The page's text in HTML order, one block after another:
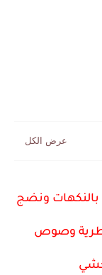
بالنكهات ونضج
طرية وصوص